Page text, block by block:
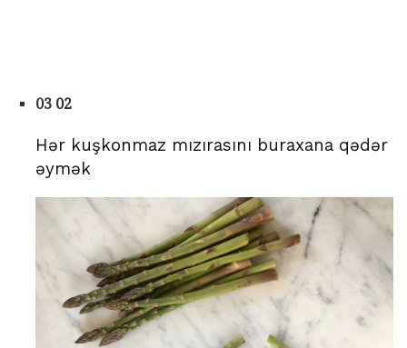
03 02
Hər kuşkonmaz mızırasını buraxana qədər
əymək